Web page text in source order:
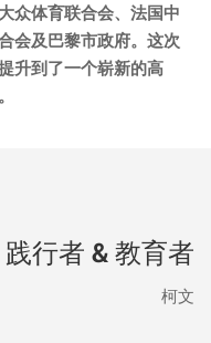
众体育联合会、法国中
会及巴黎市政府。这次
升到了一个崭新的高
践行者 & 教育者
柯文